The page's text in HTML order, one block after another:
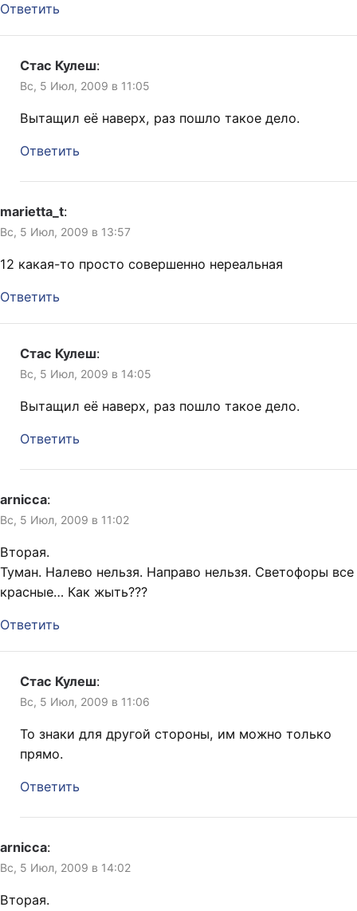
Ответить
Стас Кулеш:
Вс, 5 Июл, 2009 в 11:05
Вытащил её наверх, раз пошло такое дело.
Ответить
marietta_t:
Вс, 5 Июл, 2009 в 13:57
12 какая-то просто совершенно нереальная
Ответить
Стас Кулеш:
Вс, 5 Июл, 2009 в 14:05
Вытащил её наверх, раз пошло такое дело.
Ответить
arnicca:
Вс, 5 Июл, 2009 в 11:02
Вторая.
Туман. Налево нельзя. Направо нельзя. Светофоры все
красные… Как жыть???
Ответить
Стас Кулеш:
Вс, 5 Июл, 2009 в 11:06
То знаки для другой стороны, им можно только
прямо.
Ответить
arnicca:
Вс, 5 Июл, 2009 в 14:02
Вторая.